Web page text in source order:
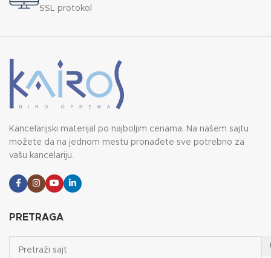
SSL protokol
Kancelarijski materijal po najboljim cenama. Na našem sajtu
možete da na jednom mestu pronađete sve potrebno za
vašu kancelariju.
PRETRAGA